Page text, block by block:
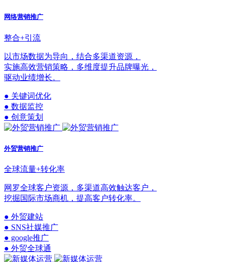
网络营销推广
整合+引流
以市场数据为导向，结合多渠道资源，
实施高效营销策略，多维度提升品牌曝光，
驱动业绩增长。
● 关键词优化
● 数据监控
● 创意策划
外贸营销推广
全球流量+转化率
网罗全球客户资源，多渠道高效触达客户，
挖掘国际市场商机，提高客户转化率。
● 外贸建站
● SNS社媒推广
● google推广
● 外贸全球通